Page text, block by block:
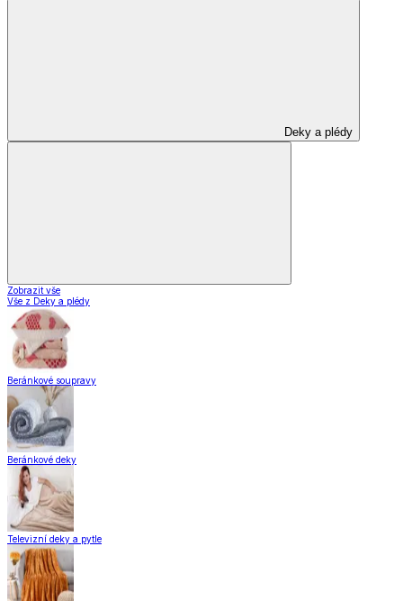
Deky a plédy
Zobrazit vše
Vše z Deky a plédy
Beránkové soupravy
Beránkové deky
Televizní deky a pytle